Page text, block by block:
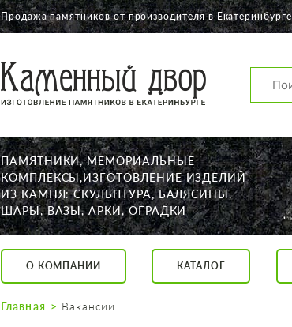
О КОМПАНИИ
КАТАЛОГ
НАШИ РАБОТЫ
АКЦИИ
ДОСТАВКА
КОНТАКТЫ
K2532513@yandex.ru
Екатеринбург, Щорса, 56
Суббота с 11:00 до 17:00
Продажа памятников от производителя в Екатеринбурге
ПАМЯТНИКИ, МЕМОРИАЛЬНЫЕ
КОМПЛЕКСЫ,ИЗГОТОВЛЕНИЕ ИЗДЕЛИЙ
ИЗ КАМНЯ: СКУЛЬПТУРА, БАЛЯСИНЫ,
ШАРЫ, ВАЗЫ, АРКИ, ОГРАДКИ
О КОМПАНИИ КАТАЛОГ
Главная Вакансии